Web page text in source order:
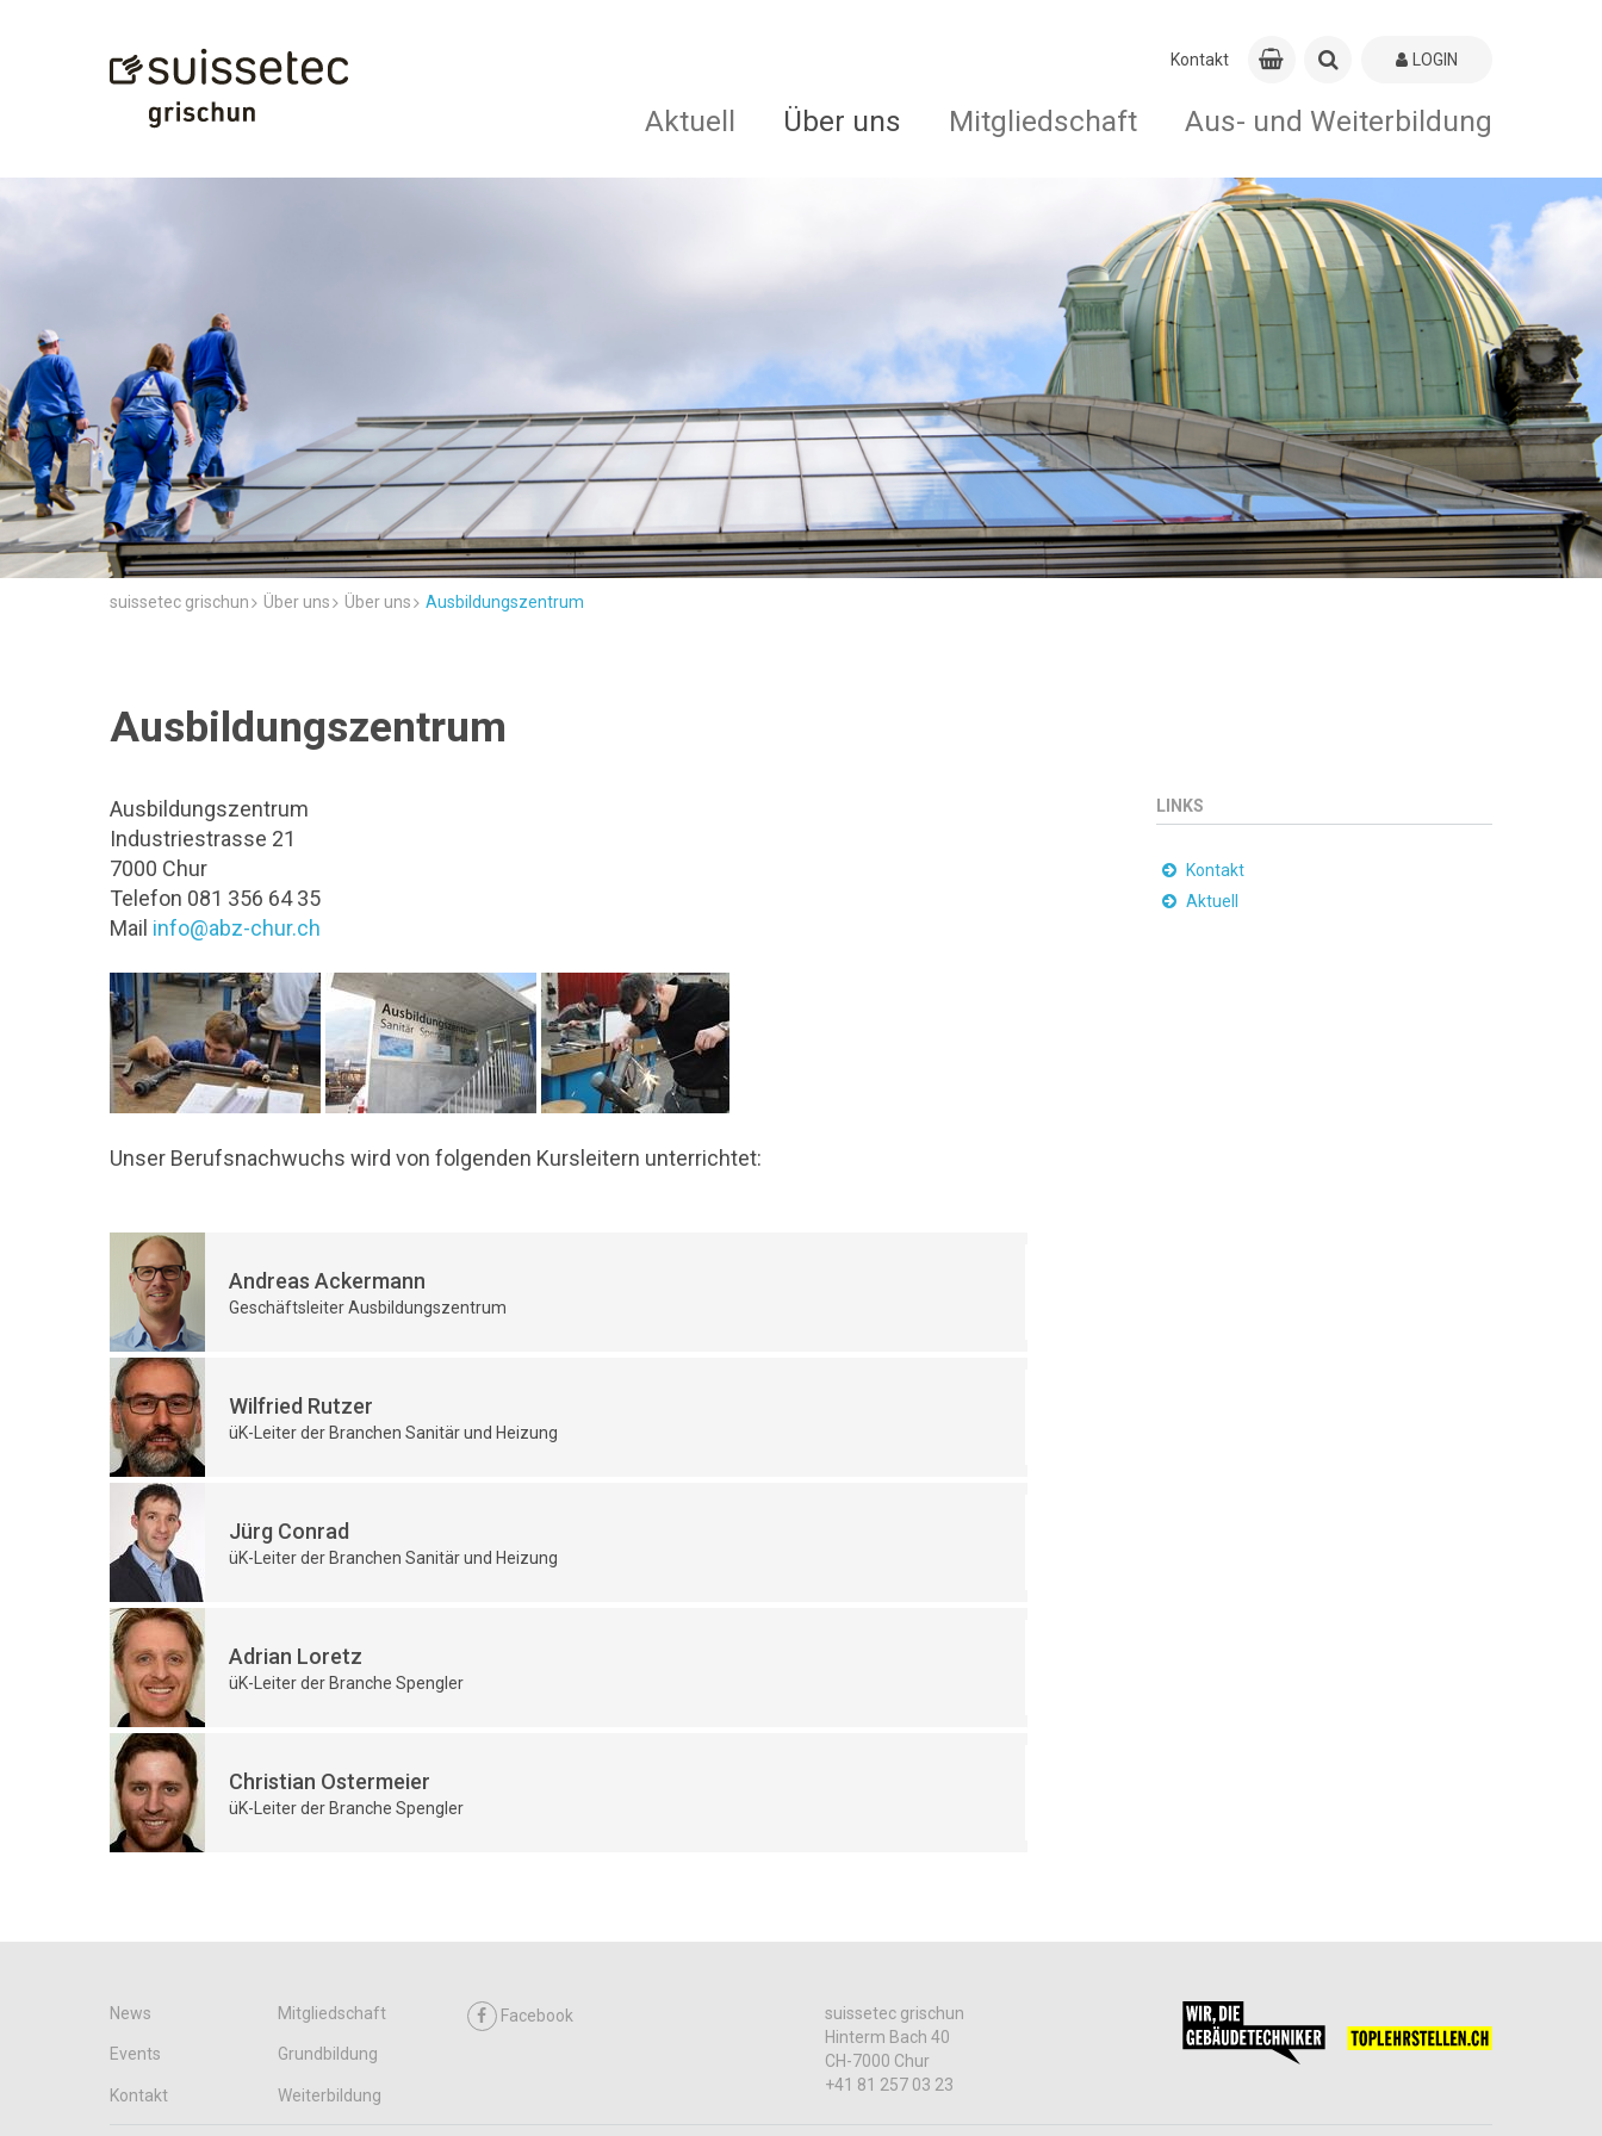
Kontakt LOGIN
Aktuell Über uns Mitgliedschaft Aus- und Weiterbildung
suissetec grischun Über uns Über uns Ausbildungszentrum
Ausbildungszentrum
Ausbildungszentrum
Industriestrasse 21
7000 Chur
Telefon 081 356 64 35
Mail info@abz-chur.ch
Unser Berufsnachwuchs wird von folgenden Kursleitern unterrichtet:
Andreas Ackermann
Geschäftsleiter Ausbildungszentrum
Wilfried Rutzer
üK-Leiter der Branchen Sanitär und Heizung
Jürg Conrad
üK-Leiter der Branchen Sanitär und Heizung
Adrian Loretz
üK-Leiter der Branche Spengler
Christian Ostermeier
üK-Leiter der Branche Spengler
LINKS
Kontakt
Aktuell
News Mitgliedschaft
Events Grundbildung
Kontakt Weiterbildung
Facebook
suissetec grischun
Hinterm Bach 40
CH-7000 Chur
+41 81 257 03 23